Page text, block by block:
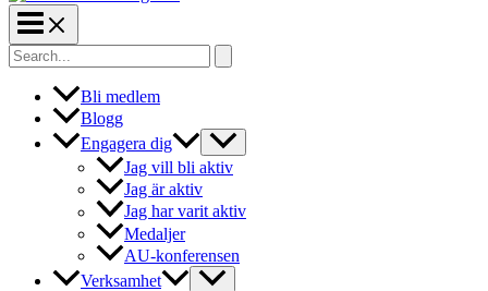
Search
for:
Bli medlem
Blogg
Engagera dig
Jag vill bli aktiv
Jag är aktiv
Jag har varit aktiv
Medaljer
AU-konferensen
Verksamhet